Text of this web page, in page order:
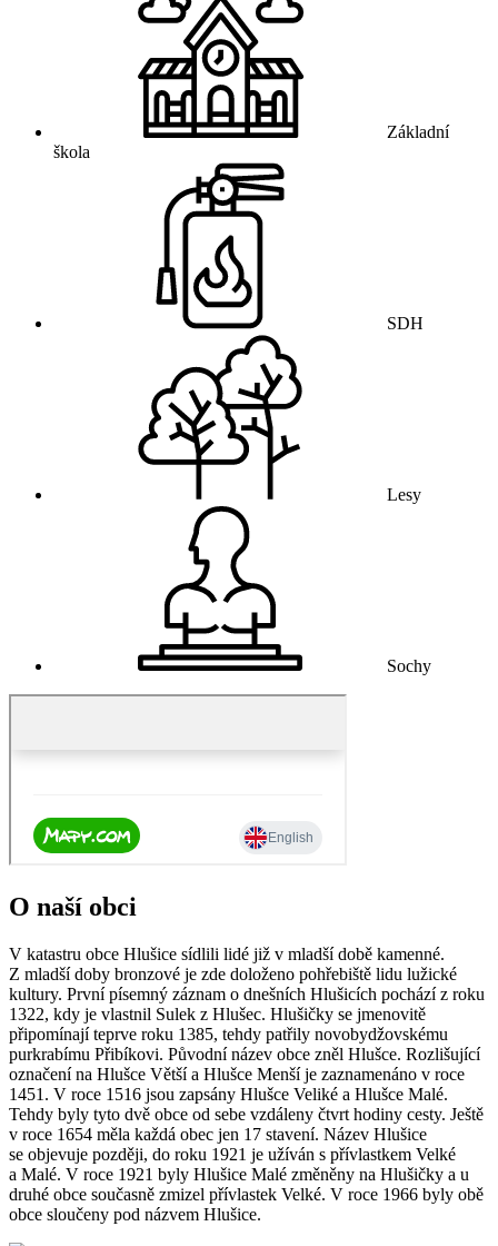
Základní
škola
SDH
Lesy
Sochy
O naší obci
V katastru obce Hlušice sídlili lidé již v mladší době kamenné.
Z mladší doby bronzové je zde doloženo pohřebiště lidu lužické
kultury. První písemný záznam o dnešních Hlušicích pochází z roku
1322, kdy je vlastnil Sulek z Hlušec. Hlušičky se jmenovitě
připomínají teprve roku 1385, tehdy patřily novobydžovskému
purkrabímu Přibíkovi. Původní název obce zněl Hlušce. Rozlišující
označení na Hlušce Větší a Hlušce Menší je zaznamenáno v roce
1451. V roce 1516 jsou zapsány Hlušce Veliké a Hlušce Malé.
Tehdy byly tyto dvě obce od sebe vzdáleny čtvrt hodiny cesty. Ještě
v roce 1654 měla každá obec jen 17 stavení. Název Hlušice
se objevuje později, do roku 1921 je užíván s přívlastkem Velké
a Malé. V roce 1921 byly Hlušice Malé změněny na Hlušičky a u
druhé obce současně zmizel přívlastek Velké. V roce 1966 byly obě
obce sloučeny pod názvem Hlušice.